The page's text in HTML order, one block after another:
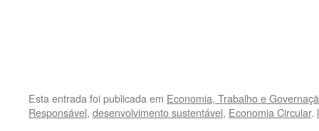
Esta entrada foi publicada em Economia, Trabalho e
Responsável, desenvolvimento sustentável, Economia Circular.